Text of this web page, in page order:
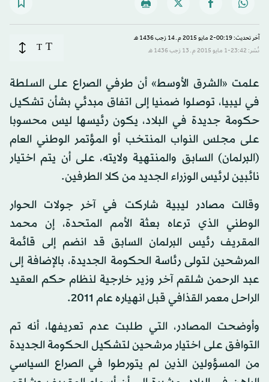
آخر تحديث: 00:19-2 مايو 2015 م ـ 14 رَجب 1436 هـ
نُشر: 23:42-1 مايو 2015 م ـ 13 رَجب 1436 هـ
T
T
علمت «الشرق الأوسط» أن طرفي الصراع على السلطة
في ليبيا، توصلوا ضمنيا إلى اتفاق مبدئي بشأن تشكيل
حكومة جديدة في البلاد، يكون رئيسها ليس محسوبا
على مجلس النواب المنتخب أو المؤتمر الوطني العام
(البرلمان) السابق والمنتهية ولايته، على أن يتم اختيار
نائبين لرئيس الوزراء الجديد من كلا الطرفين.
وقالت مصادر ليبية شاركت في آخر جولات الحوار
الوطني الذي ترعاه بعثة الأمم المتحدة، إن محمد
المقريف رئيس البرلمان السابق قد انضم إلى قائمة
المرشحين لتولى رئاسة الحكومة الجديدة، بالإضافة إلى
عبد الرحمن شلقم آخر وزير خارجية لنظام حكم العقيد
الراحل معمر القذافي قبل انهياره عام 2011.
وأوضحت المصادر، التي طلبت عدم تعريفها، أنه تم
التوافق على اختيار مرشحين لتشكيل الحكومة الجديدة
من المسؤولين الذين لم يتورطوا في الصراع السياسي